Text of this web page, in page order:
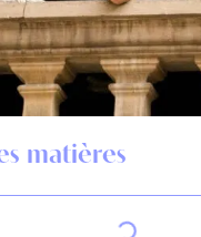
matières